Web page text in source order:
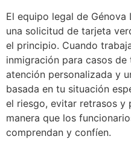
El equipo legal de
una solicitud de tarjeta
el principio. Cuando
inmigración para casos
atención personalizada y
basada en tu situación
el riesgo, evitar retrasos y
manera que los
comprendan y confíen.